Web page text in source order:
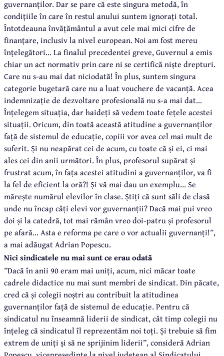
guvernanților. Dar se pare că este singura metodă, în
condițiile în care în restul anului suntem ignorați total.
Întotdeauna învățământul a avut cele mai mici cifre de
finanțare, inclusiv la nivel european. Noi am fost mereu
înțelegători... La finalul precedentei greve, Guvernul a emis
chiar un act normativ prin care ni se certifică niște drepturi.
Care nu s-au mai dat niciodată! În plus, suntem singura
categorie bugetară care nu a luat vouchere de vacanță. Acea
indemnizație de dezvoltare profesională nu s-a mai dat...
Înțelegem situația, dar haideți să vedem toate fețele acestei
situații. Oricum, din toată această atitudine a guvernanților
față de sistemul de educație, copiii vor avea cel mai mult de
suferit. Și nu neapărat cei de acum, cu toate că și ei, ci mai
ales cei din anii următori. În plus, profesorul supărat și
frustrat acum, în fața acestei atitudini a guvernanților, va fi
la fel de eficient la oră?! Și vă mai dau un exemplu... Se
mărește numărul elevilor în clase. Știți că sunt săli de clasă
unde nu încap câți elevi vor guvernanții? Dacă mai pui vreo
doi și la catedră, tot mai rămân vreo doi-patru și profesorul
pe afară... Asta e reforma pe care o vor actualii guvernanți!”,
a mai adăugat Adrian Popescu.
Nici sindicatele nu mai sunt ce erau odată
”Dacă în anii 90 eram mai uniți, acum, nici măcar toate
cadrele didactice nu mai sunt membri de sindicat. Din păcate,
cred că și colegii noștri au contribuit la atitudinea
guvernanților față de sistemul de educație. Pentru că
sindicatul nu înseamnă liderii de sindicat, cât timp colegii nu
înțeleg că sindicatul îl reprezentăm noi toți. Și trebuie să fim
extrem de uniți și să ne sprijinim liderii”, consideră Adrian